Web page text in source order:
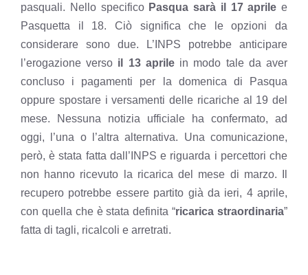
pasquali. Nello specificoPasqua sarà il 17 aprile e
Pasquetta il 18. Ciò significa che le opzioni da
considerare sono due. L’INPS potrebbe anticipare
l’erogazione verso il 13 aprilein modo tale da aver
concluso i pagamenti per la domenica di Pasqua
oppure spostare i versamenti delle ricariche al 19 del
mese. Nessuna notizia ufficiale ha confermato, ad
oggi, l’una o l’altra alternativa. Una comunicazione,
però, è stata fatta dall’INPS e riguarda i percettori che
non hanno ricevuto la ricarica del mese di marzo. Il
recupero potrebbe essere partito già da ieri, 4 aprile,
con quella che è stata definita “ricarica straordinaria”
fatta di tagli, ricalcoli e arretrati.